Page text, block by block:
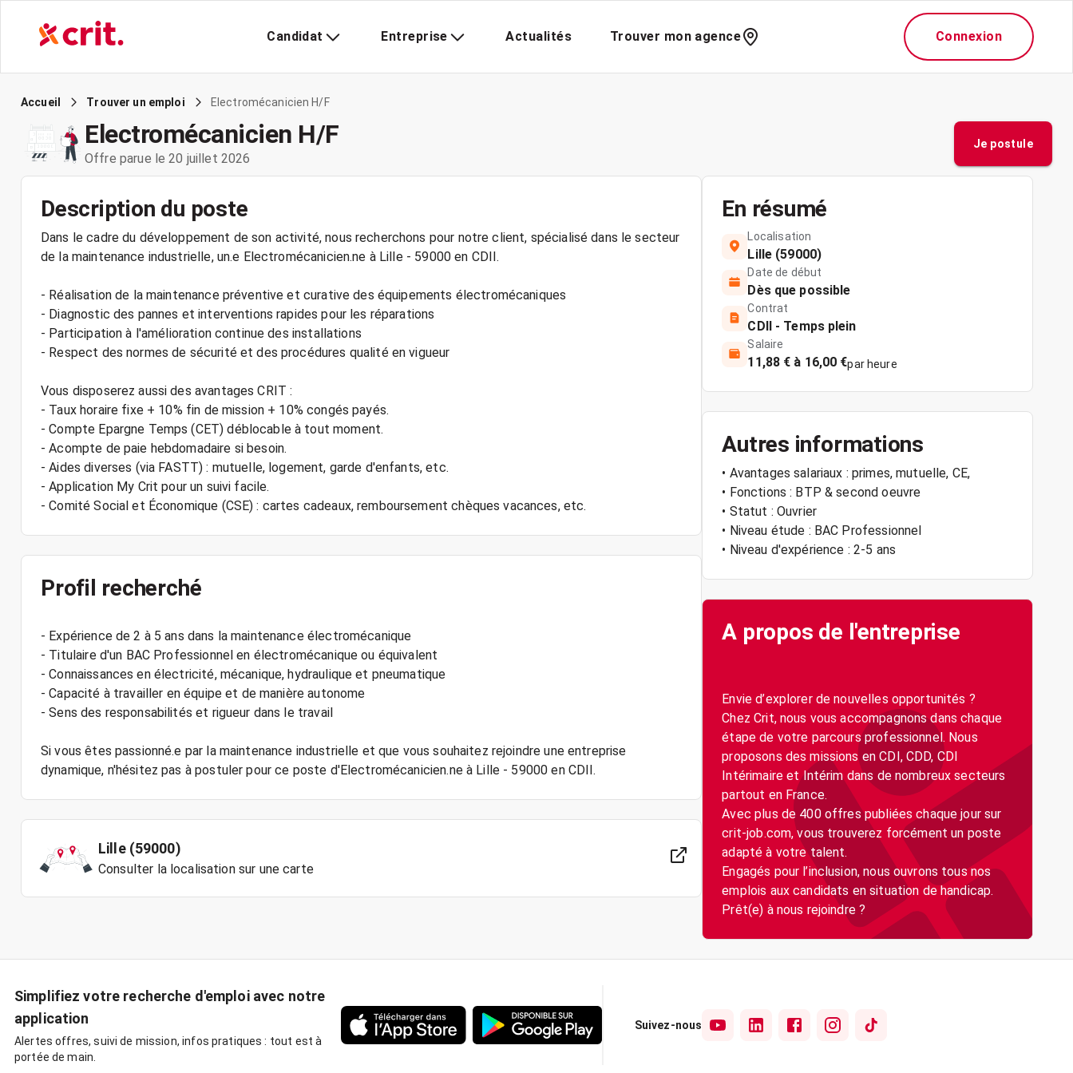
Candidat Entreprise Actualités Trouver mon agence Connexion
Accueil Trouver un emploi Electromécanicien H/F
Electromécanicien H/F
Offre parue le 20 juillet 2026
Je postule
Description du poste
Dans le cadre du développement de son activité, nous recherchons pour notre client, spécialisé dans le secteur
de la maintenance industrielle, un.e Electromécanicien.ne à Lille - 59000 en CDII.
- Réalisation de la maintenance préventive et curative des équipements électromécaniques
- Diagnostic des pannes et interventions rapides pour les réparations
- Participation à l'amélioration continue des installations
- Respect des normes de sécurité et des procédures qualité en vigueur
Vous disposerez aussi des avantages CRIT :
- Taux horaire fixe + 10% fin de mission + 10% congés payés.
- Compte Epargne Temps (CET) déblocable à tout moment.
- Acompte de paie hebdomadaire si besoin.
- Aides diverses (via FASTT) : mutuelle, logement, garde d'enfants, etc.
- Application My Crit pour un suivi facile.
Profil recherché
- Expérience de 2 à 5 ans dans la maintenance électromécanique
- Titulaire d'un BAC Professionnel en électromécanique ou équivalent
- Connaissances en électricité, mécanique, hydraulique et pneumatique
- Capacité à travailler en équipe et de manière autonome
- Sens des responsabilités et rigueur dans le travail
Si vous êtes passionné.e par la maintenance industrielle et que vous souhaitez rejoindre une entreprise
Lille (59000)
Consulter la localisation sur une carte
En résumé
Localisation
Lille (59000)
Date de début
Dès que possible
Contrat
CDII - Temps plein
Salaire
11,88 € à 16,00 €par heure
Autres informations
• Avantages salariaux : primes, mutuelle, CE,
• Fonctions : BTP & second oeuvre
• Statut : Ouvrier
• Niveau étude : BAC Professionnel
• Niveau d'expérience : 2-5 ans
A propos de l'entreprise
Envie d’explorer de nouvelles opportunités ?
Chez Crit, nous vous accompagnons dans chaque
étape de votre parcours professionnel. Nous
proposons des missions en CDI, CDD, CDI
Intérimaire et Intérim dans de nombreux secteurs
partout en France.
Avec plus de 400 offres publiées chaque jour sur
crit-job.com, vous trouverez forcément un poste
adapté à votre talent.
Engagés pour l’inclusion, nous ouvrons tous nos
emplois aux candidats en situation de handicap.
Simplifiez votre recherche d'emploi avec notre
application
Alertes offres, suivi de mission, infos pratiques : tout est à
portée de main.
Suivez-nous